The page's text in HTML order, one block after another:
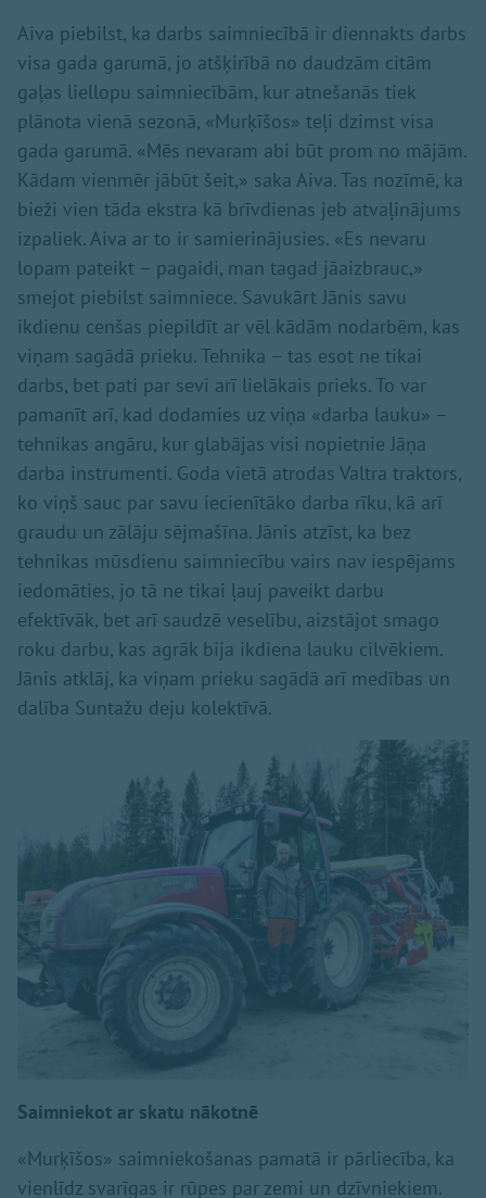
Aiva piebilst, ka darbs saimniecībā ir diennakts darbs
visa gada garumā, jo atšķirībā no daudzām citām
gaļas liellopu saimniecībām, kur atnešanās tiek
plānota vienā sezonā, «Murķīšos» teļi dzimst visa
gada garumā. «Mēs nevaram abi būt prom no mājām.
Kādam vienmēr jābūt šeit,» saka Aiva. Tas nozīmē, ka
bieži vien tāda ekstra kā brīvdienas jeb atvaļinājums
izpaliek. Aiva ar to ir samierinājusies. «Es nevaru
lopam pateikt – pagaidi, man tagad jāaizbrauc,»
smejot piebilst saimniece. Savukārt Jānis savu
ikdienu cenšas piepildīt ar vēl kādām nodarbēm, kas
viņam sagādā prieku. Tehnika – tas esot ne tikai
darbs, bet pati par sevi arī lielākais prieks. To var
pamanīt arī, kad dodamies uz viņa «darba lauku» –
tehnikas angāru, kur glabājas visi nopietnie Jāņa
darba instrumenti. Goda vietā atrodas Valtra traktors,
ko viņš sauc par savu iecienītāko darba rīku, kā arī
graudu un zālāju sējmašīna. Jānis atzīst, ka bez
tehnikas mūsdienu saimniecību vairs nav iespējams
iedomāties, jo tā ne tikai ļauj paveikt darbu
efektīvāk, bet arī saudzē veselību, aizstājot smago
roku darbu, kas agrāk bija ikdiena lauku cilvēkiem.
Jānis atklāj, ka viņam prieku sagādā arī medības un
dalība Suntažu deju kolektīvā.
Saimniekot ar skatu nākotnē
«Murķīšos» saimniekošanas pamatā ir pārliecība, ka
vienlīdz svarīgas ir rūpes par zemi un dzīvniekiem.